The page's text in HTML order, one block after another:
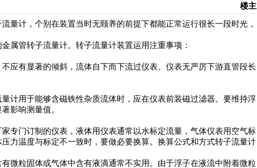
楼主
量计，个别在装置当时无颐养的前提下都能正常运行很长一段时光，
属管转子流量计。转子流量计装置运用注重事项：
应有显著的倾斜，流体自下而下流过仪表。仪表无严厉下游直管段长
计用于能够含磁铁性杂质流体时，应在仪表前装磁过滤器。要维持浮
影响测量值。
专门订制的仪表，液体用仪表通常以水标定流量，气体仪表用空气标
力温度与标定不一致时，要做必要换算。换算公式和方式转子流量计
微粒固体或气体中含有液滴通常不实用。由于浮子在液流中附着微粒